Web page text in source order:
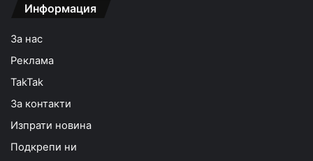
Информация
За нас
Реклама
TakTak
За контакти
Изпрати новина
Подкрепи ни